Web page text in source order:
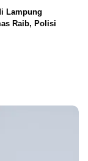
Lampung
Raib, Polisi